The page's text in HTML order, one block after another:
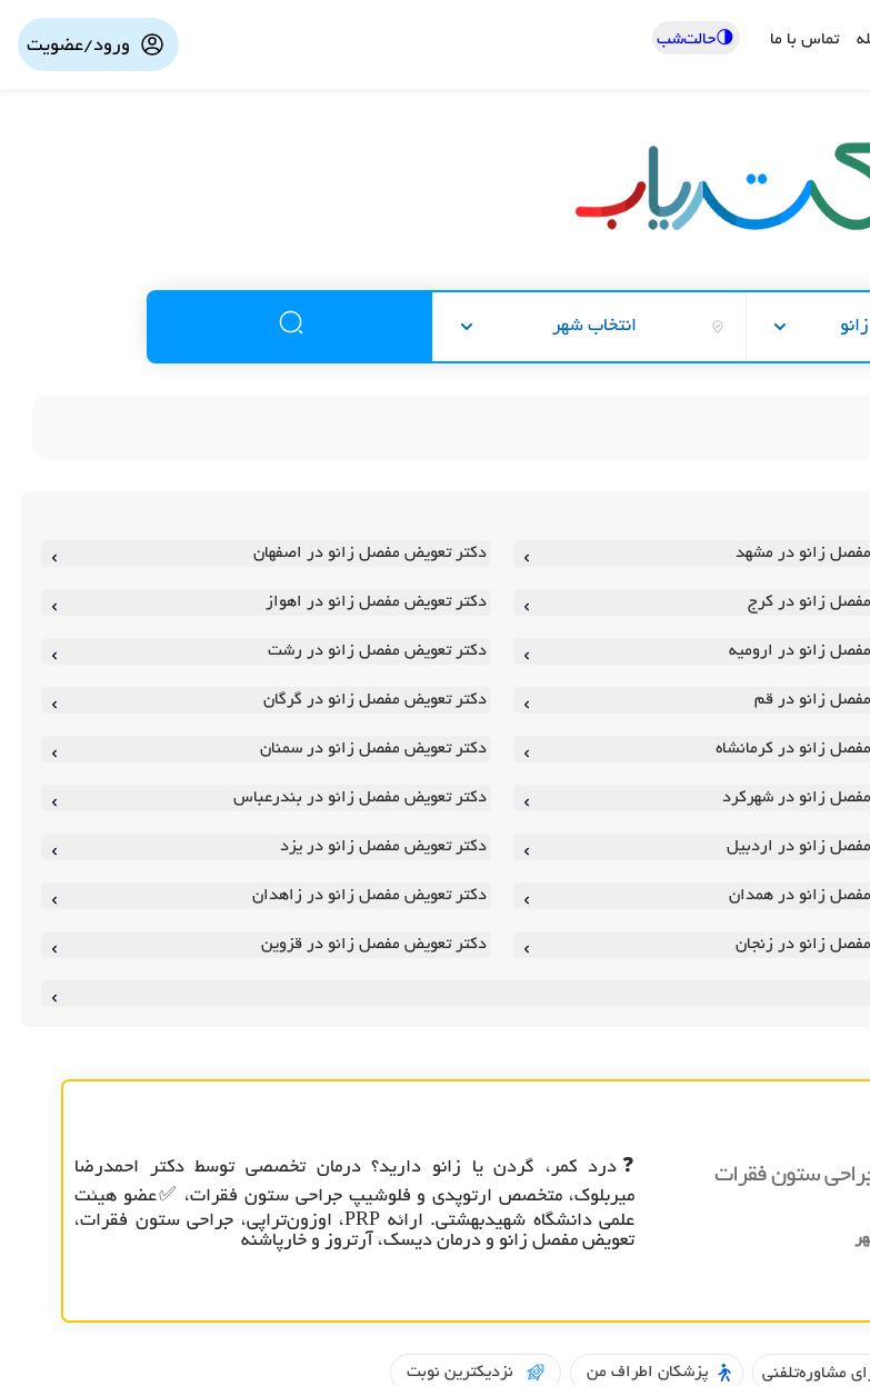
تماس با ما 🌗حالت‌شب ورود/عضویت
انتخاب شهر
زانو در مشهد دکتر تعویض مفصل زانو در اصفهان
زانو در کرج دکتر تعویض مفصل زانو در اهواز
زانو در ارومیه دکتر تعویض مفصل زانو در رشت
زانو در قم دکتر تعویض مفصل زانو در گرگان
زانو در کرمانشاه دکتر تعویض مفصل زانو در سمنان
زانو در شهرکرد دکتر تعویض مفصل زانو در بندرعباس
زانو در اردبیل دکتر تعویض مفصل زانو در یزد
زانو در همدان دکتر تعویض مفصل زانو در زاهدان
زانو در زنجان دکتر تعویض مفصل زانو در قزوین
ستون فقرات
❓درد کمر، گردن یا زانو دارید؟ درمان تخصصی توسط دکتر احمدرضا
میربلوک، متخصص ارتوپدی و فلوشیپ جراحی ستون فقرات، ✅عضو هیئت
علمی دانشگاه شهیدبهشتی. ارائه PRP، اوزون‌تراپی، جراحی ستون فقرات،
تعویض مفصل زانو و درمان دیسک، آرتروز و خارپاشنه
مشاوره‌تلفنی پزشکان اطراف من نزدیکترین نوبت